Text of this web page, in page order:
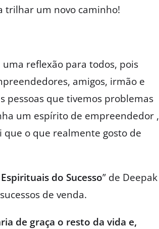
trilhar um novo caminho!
reflexão para todos, pois
amigos, irmão e
pessoas que tivemos problemas
um espírito de empreendedor ,
o que realmente gosto de
do Sucesso” de Deepak
de venda.
de graça o resto da vida e,